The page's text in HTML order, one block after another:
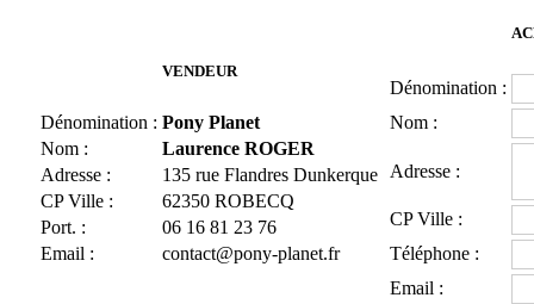
VENDEUR
Dénomination : Pony Planet
Nom :
Laurence ROGER
Adresse :
135 rue Flandres Dunkerque
CP Ville :
62350 ROBECQ
Port. :
06 16 81 23 76
Email :
contact@pony-planet.fr
Dénomination :
Nom :
Adresse :
CP Ville :
Téléphone :
Email :